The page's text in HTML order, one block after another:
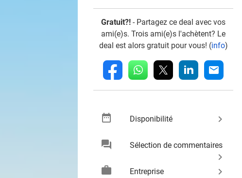
Gratuit?! - Partagez ce deal avec vos
ami(e)s. Trois ami(e)s l'achètent? Le
deal est alors gratuit pour vous! (info)
fb whatsapp linkedin mail
date_range Disponibilité keyboard_arrow_right
chat Sélection de commentaires
keyboard_arrow_right
work
Entreprise keyboard_arrow_right